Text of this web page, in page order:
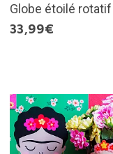
Globe étoilé rotatif
33,99€